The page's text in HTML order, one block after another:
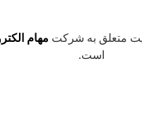
متعلق به شرکتمهام الکترو
است.